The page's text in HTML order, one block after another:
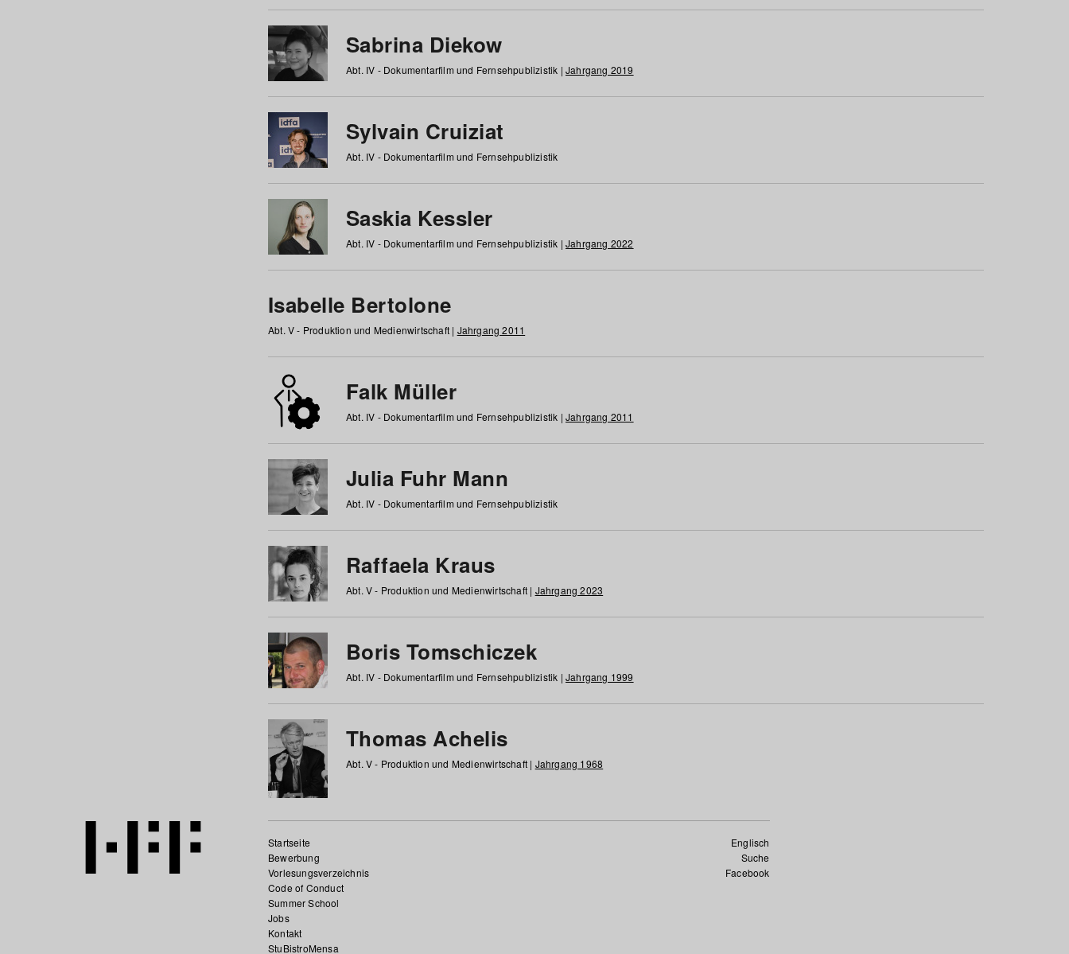
Sabrina Diekow
Abt. IV - Dokumentarfilm und Fernsehpublizistik | Jahrgang 2019
Sylvain Cruiziat
Abt. IV - Dokumentarfilm und Fernsehpublizistik
Saskia Kessler
Abt. IV - Dokumentarfilm und Fernsehpublizistik | Jahrgang 2022
Isabelle Bertolone
Abt. V - Produktion und Medienwirtschaft | Jahrgang 2011
Falk Müller
Abt. IV - Dokumentarfilm und Fernsehpublizistik | Jahrgang 2011
Julia Fuhr Mann
Abt. IV - Dokumentarfilm und Fernsehpublizistik
Raffaela Kraus
Abt. V - Produktion und Medienwirtschaft | Jahrgang 2023
Boris Tomschiczek
Abt. IV - Dokumentarfilm und Fernsehpublizistik | Jahrgang 1999
Thomas Achelis
Abt. V - Produktion und Medienwirtschaft | Jahrgang 1968
Englisch
Suche
Facebook
Startseite
Bewerbung
Vorlesungsverzeichnis
Code of Conduct
Summer School
Jobs
Kontakt
StuBistroMensa